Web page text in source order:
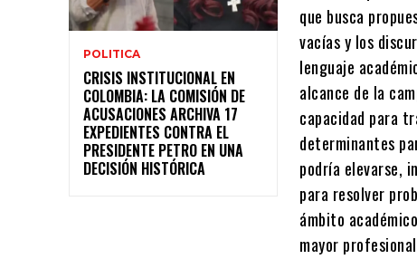
POLITICA
CRISIS INSTITUCIONAL EN
COLOMBIA: LA COMISIÓN DE
ACUSACIONES ARCHIVA 17
EXPEDIENTES CONTRA EL
PRESIDENTE PETRO EN UNA
DECISIÓN HISTÓRICA
que busca
vacías y los
lenguaje
alcance de la
capacidad para
determinantes
podría elevarse,
para resolver
ámbito
mayor